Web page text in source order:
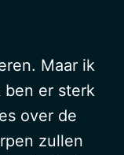
Maar ik
ben er sterk
over de
zullen